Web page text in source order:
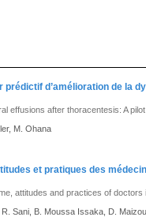
d’amélioration de la
effusions after thoracentesis: A
M. Ohana
et pratiques des
attitudes and practices of doctors
Sani, B. Moussa Issaka, D.